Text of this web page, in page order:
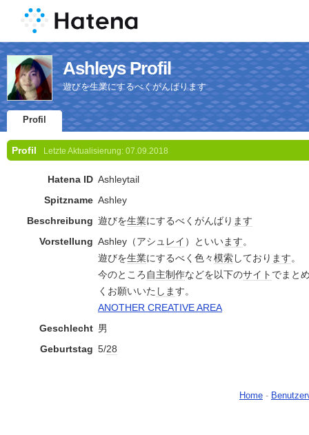
Ashleys Profil
遊びを生業にするべくがんばります
Profil
Profil Letzte Aktualisierung: 07.09.2018
Hatena ID Ashleytail
Spitzname Ashley
Beschreibung 遊びを生業にするべくがんばり ます
Vorstellung Ashley（アシュ レイ ）といいます。
遊びを生業にするべく色々模索しており ます。
今のところ 自主制作などを以下のサイト でまと
くお願いいた します。
ANOTHER CREATIVE AREA
Geschlecht 男
Geburtstag 5/28
Home -